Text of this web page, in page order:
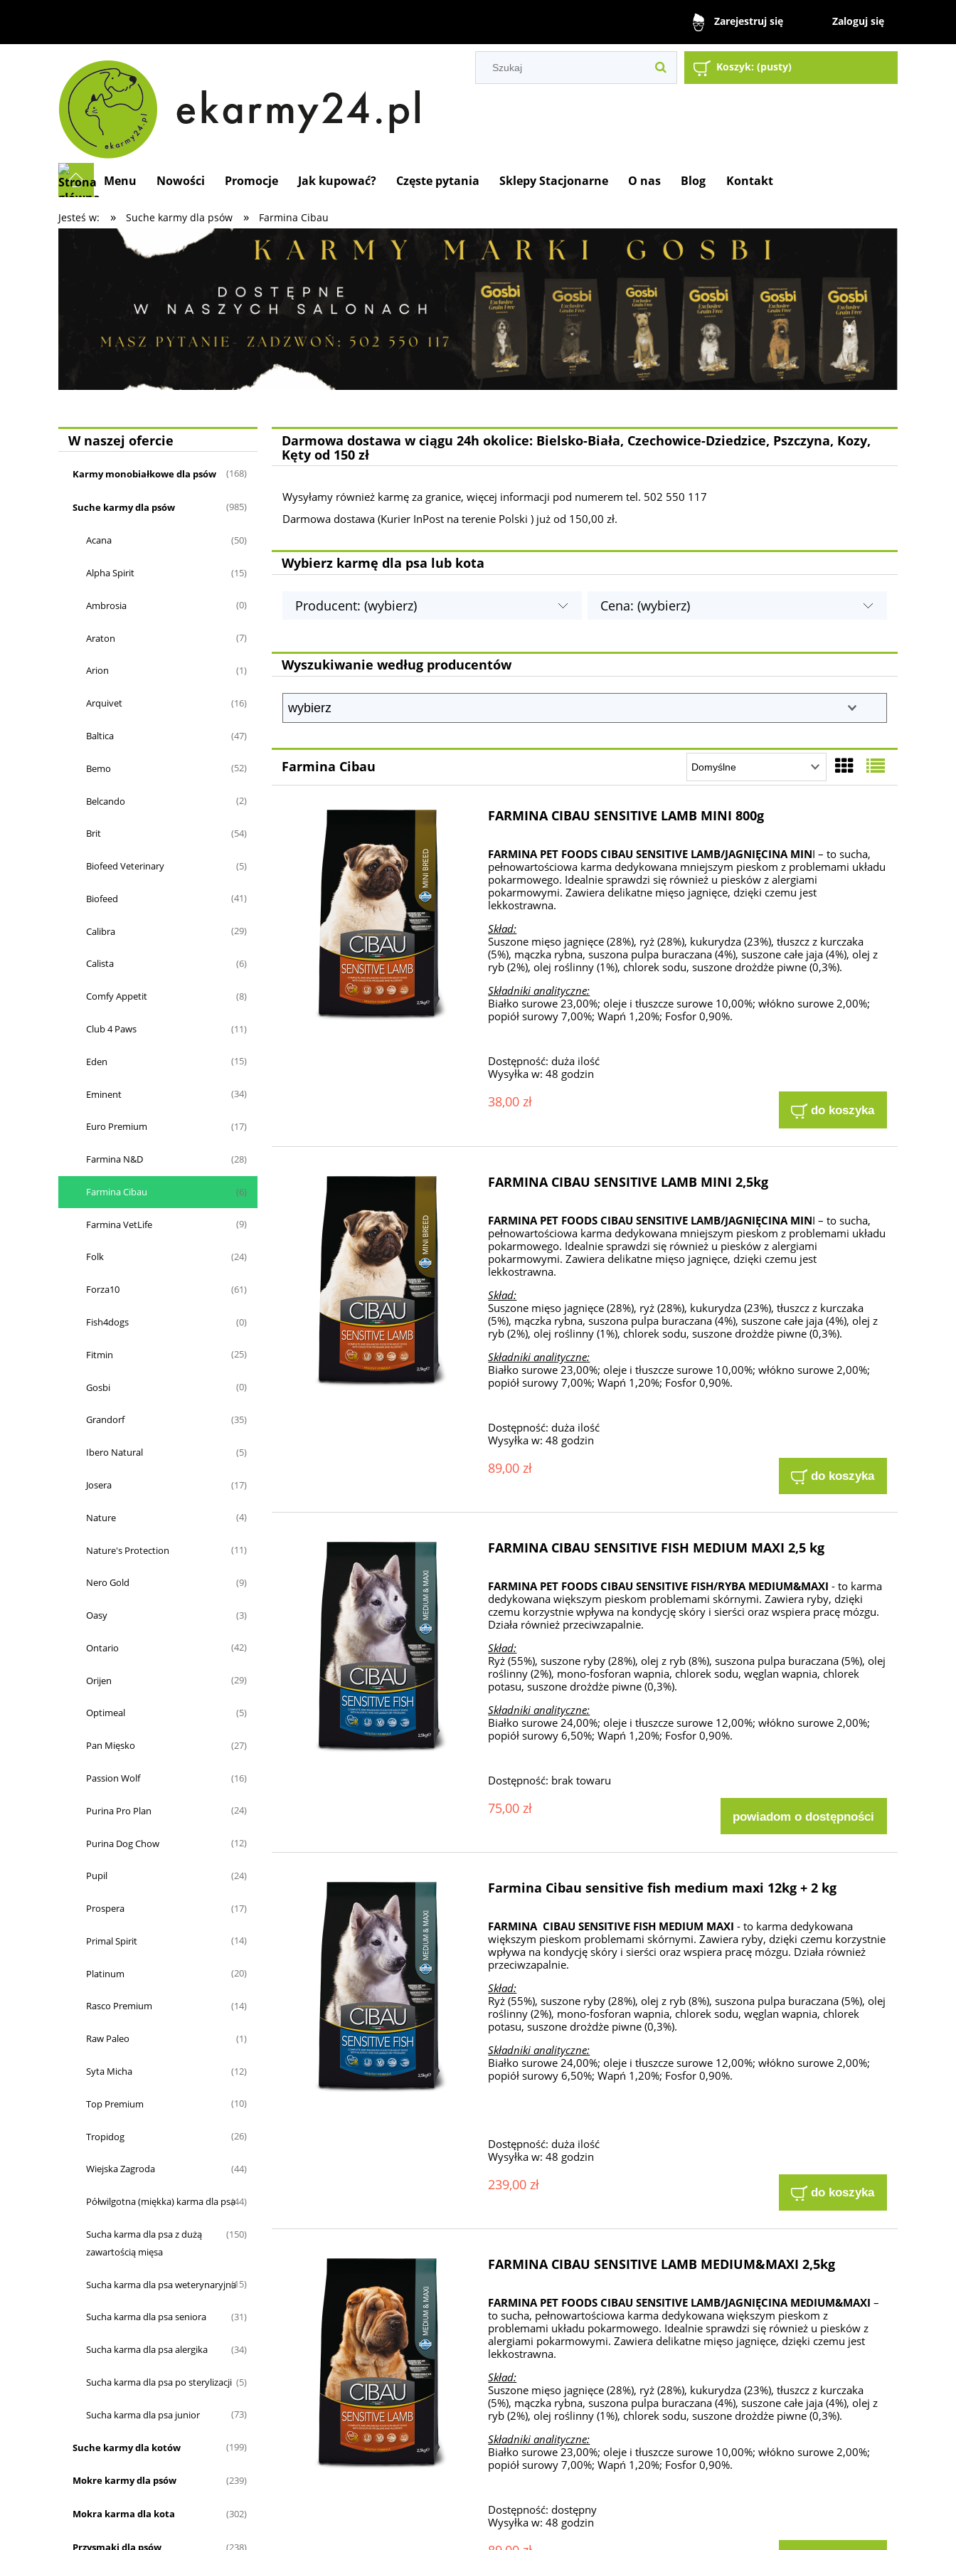
Zarejestruj się Zaloguj się
Koszyk: (pusty)
Menu Nowości Promocje Jak kupować? Częste pytania Sklepy Stacjonarne O nas Blog Kontakt
Jesteś w: » Suche karmy dla psów » Farmina Cibau
W naszej ofercie
Karmy monobiałkowe dla psów (168)
Suche karmy dla psów (985)
Acana (50)
Alpha Spirit (15)
Ambrosia (0)
Araton (7)
Arion (1)
Arquivet (16)
Baltica (47)
Bemo (52)
Belcando (2)
Brit (54)
Biofeed Veterinary (5)
Biofeed (41)
Calibra (29)
Calista (6)
Comfy Appetit (8)
Club 4 Paws (11)
Eden (15)
Eminent (34)
Euro Premium (17)
Farmina N&D (28)
Farmina Cibau (6)
Farmina VetLife (9)
Folk (24)
Forza10 (61)
Fish4dogs (0)
Fitmin (25)
Gosbi (0)
Grandorf (35)
Ibero Natural (5)
Josera (17)
Nature (4)
Nature's Protection (11)
Nero Gold (9)
Oasy (3)
Ontario (42)
Orijen (29)
Optimeal (5)
Pan Mięsko (27)
Passion Wolf (16)
Purina Pro Plan (24)
Purina Dog Chow (12)
Pupil (24)
Prospera (17)
Primal Spirit (14)
Platinum (20)
Rasco Premium (14)
Raw Paleo (1)
Syta Micha (12)
Top Premium (10)
Tropidog (26)
Wiejska Zagroda (44)
Półwilgotna (miękka) karma dla psa(44)
Sucha karma dla psa z dużą
zawartością mięsa
(150)
Sucha karma dla psa weterynaryjna(15)
Sucha karma dla psa seniora (31)
Sucha karma dla psa alergika (34)
Sucha karma dla psa po sterylizacji (5)
Sucha karma dla psa junior (73)
Suche karmy dla kotów (199)
Mokre karmy dla psów (239)
Mokra karma dla kota (302)
Przysmaki dla psów (238)
Darmowa dostawa w ciągu 24h okolice: Bielsko-Biała, Czechowice-Dziedzice, Pszczyna, Kozy,
Kęty od 150 zł
Wysyłamy również karmę za granice, więcej informacji pod numerem tel. 502 550 117
Darmowa dostawa (Kurier InPost na terenie Polski ) już od 150,00 zł.
Wybierz karmę dla psa lub kota
Producent: (wybierz) Cena: (wybierz)
Wyszukiwanie według producentów
Farmina Cibau
FARMINA CIBAU SENSITIVE LAMB MINI 800g
FARMINA PET FOODS CIBAU SENSITIVE LAMB/JAGNIĘCINA MINI – to sucha,
pełnowartościowa karma dedykowana mniejszym pieskom z problemami układu
pokarmowego. Idealnie sprawdzi się również u piesków z alergiami
pokarmowymi. Zawiera delikatne mięso jagnięce, dzięki czemu jest
lekkostrawna.
Skład:
Suszone mięso jagnięce (28%), ryż (28%), kukurydza (23%), tłuszcz z kurczaka
(5%), mączka rybna, suszona pulpa buraczana (4%), suszone całe jaja (4%), olej z
ryb (2%), olej roślinny (1%), chlorek sodu, suszone drożdże piwne (0,3%).
Składniki analityczne:
Białko surowe 23,00%; oleje i tłuszcze surowe 10,00%; włókno surowe 2,00%;
popiół surowy 7,00%; Wapń 1,20%; Fosfor 0,90%.
Dostępność: duża ilość
Wysyłka w: 48 godzin
38,00 zł do koszyka
FARMINA CIBAU SENSITIVE LAMB MINI 2,5kg
FARMINA PET FOODS CIBAU SENSITIVE LAMB/JAGNIĘCINA MINI – to sucha,
pełnowartościowa karma dedykowana mniejszym pieskom z problemami układu
pokarmowego. Idealnie sprawdzi się również u piesków z alergiami
pokarmowymi. Zawiera delikatne mięso jagnięce, dzięki czemu jest
lekkostrawna.
Skład:
Suszone mięso jagnięce (28%), ryż (28%), kukurydza (23%), tłuszcz z kurczaka
(5%), mączka rybna, suszona pulpa buraczana (4%), suszone całe jaja (4%), olej z
ryb (2%), olej roślinny (1%), chlorek sodu, suszone drożdże piwne (0,3%).
Składniki analityczne:
Białko surowe 23,00%; oleje i tłuszcze surowe 10,00%; włókno surowe 2,00%;
popiół surowy 7,00%; Wapń 1,20%; Fosfor 0,90%.
Dostępność: duża ilość
Wysyłka w: 48 godzin
89,00 zł do koszyka
FARMINA CIBAU SENSITIVE FISH MEDIUM MAXI 2,5 kg
FARMINA PET FOODS CIBAU SENSITIVE FISH/RYBA MEDIUM&MAXI - to karma
dedykowana większym pieskom problemami skórnymi. Zawiera ryby, dzięki
czemu korzystnie wpływa na kondycję skóry i sierści oraz wspiera pracę mózgu.
Działa również przeciwzapalnie.
Skład:
Ryż (55%), suszone ryby (28%), olej z ryb (8%), suszona pulpa buraczana (5%), olej
roślinny (2%), mono-fosforan wapnia, chlorek sodu, węglan wapnia, chlorek
potasu, suszone drożdże piwne (0,3%).
Składniki analityczne:
Białko surowe 24,00%; oleje i tłuszcze surowe 12,00%; włókno surowe 2,00%;
popiół surowy 6,50%; Wapń 1,20%; Fosfor 0,90%.
Dostępność: brak towaru
75,00 zł powiadom o dostępności
Farmina Cibau sensitive fish medium maxi 12kg + 2 kg
FARMINA CIBAU SENSITIVE FISH MEDIUM MAXI - to karma dedykowana
większym pieskom problemami skórnymi. Zawiera ryby, dzięki czemu korzystnie
wpływa na kondycję skóry i sierści oraz wspiera pracę mózgu. Działa również
przeciwzapalnie.
Skład:
Ryż (55%), suszone ryby (28%), olej z ryb (8%), suszona pulpa buraczana (5%), olej
roślinny (2%), mono-fosforan wapnia, chlorek sodu, węglan wapnia, chlorek
potasu, suszone drożdże piwne (0,3%).
Składniki analityczne:
Białko surowe 24,00%; oleje i tłuszcze surowe 12,00%; włókno surowe 2,00%;
popiół surowy 6,50%; Wapń 1,20%; Fosfor 0,90%.
Dostępność: duża ilość
Wysyłka w: 48 godzin
239,00 zł do koszyka
FARMINA CIBAU SENSITIVE LAMB MEDIUM&MAXI 2,5kg
FARMINA PET FOODS CIBAU SENSITIVE LAMB/JAGNIĘCINA MEDIUM&MAXI –
to sucha, pełnowartościowa karma dedykowana większym pieskom z
problemami układu pokarmowego. Idealnie sprawdzi się również u piesków z
alergiami pokarmowymi. Zawiera delikatne mięso jagnięce, dzięki czemu jest
lekkostrawna.
Skład:
Suszone mięso jagnięce (28%), ryż (28%), kukurydza (23%), tłuszcz z kurczaka
(5%), mączka rybna, suszona pulpa buraczana (4%), suszone całe jaja (4%), olej z
ryb (2%), olej roślinny (1%), chlorek sodu, suszone drożdże piwne (0,3%).
Składniki analityczne:
Białko surowe 23,00%; oleje i tłuszcze surowe 10,00%; włókno surowe 2,00%;
popiół surowy 7,00%; Wapń 1,20%; Fosfor 0,90%.
Dostępność: dostępny
Wysyłka w: 48 godzin